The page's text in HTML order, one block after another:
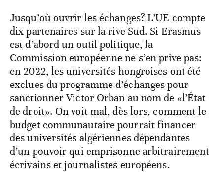
Jusqu’où ouvrir les échanges? L’UE compte
dix partenaires sur la rive Sud. Si Erasmus
est d’abord un outil politique, la
Commission européenne ne s’en prive pas:
en 2022, les universités hongroises ont été
exclues du programme d’échanges pour
sanctionner Victor Orban au nom de «l’État
de droit». On voit mal, dès lors, comment le
budget communautaire pourrait financer
des universités algériennes dépendantes
d’un pouvoir qui emprisonne arbitrairement
écrivains et journalistes européens.